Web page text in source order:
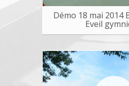
Démo 18 mai 2014
Eveil